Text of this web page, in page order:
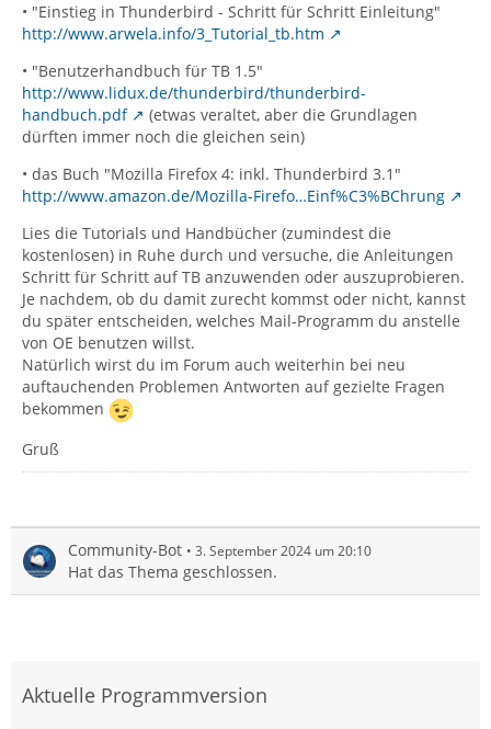
• "Einstieg in Thunderbird - Schritt für Schritt Einleitung"
http://www.arwela.info/3_Tutorial_tb.htm
• "Benutzerhandbuch für TB 1.5"
http://www.lidux.de/thunderbird/thunderbird-
handbuch.pdf
(etwas veraltet, aber die Grundlagen
dürften immer noch die gleichen sein)
• das Buch "Mozilla Firefox 4: inkl. Thunderbird 3.1"
http://www.amazon.de/Mozilla-Firefo…Einf%C3%BChrung
Lies die Tutorials und Handbücher (zumindest die
kostenlosen) in Ruhe durch und versuche, die Anleitungen
Schritt für Schritt auf TB anzuwenden oder auszuprobieren.
Je nachdem, ob du damit zurecht kommst oder nicht, kannst
du später entscheiden, welches Mail-Programm du anstelle
von OE benutzen willst.
Natürlich wirst du im Forum auch weiterhin bei neu
auftauchenden Problemen Antworten auf gezielte Fragen
bekommen
Gruß
Community-Bot 3. September 2024 um 20:10
Hat das Thema geschlossen.
Aktuelle Programmversion